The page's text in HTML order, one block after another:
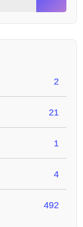
2
21
1
4
492